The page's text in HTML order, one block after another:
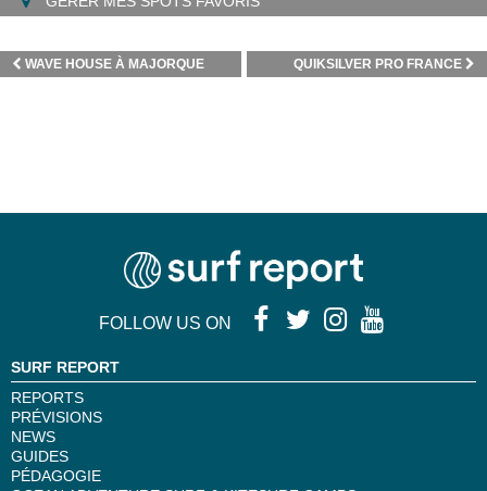
QUIKSILVER PRO FRANCE
WAVE HOUSE À MAJORQUE
FOLLOW US ON
SURF REPORT
REPORTS
PRÉVISIONS
NEWS
GUIDES
PÉDAGOGIE